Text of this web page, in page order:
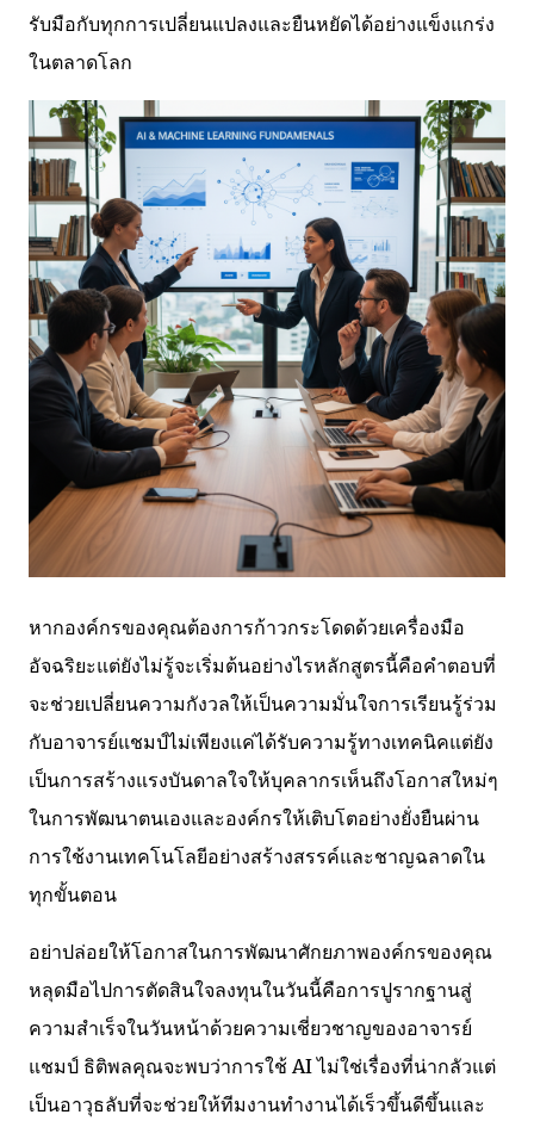
รับมือกับทุกการเปลี่ยนแปลงและยืนหยัดได้อย่างแข็งแกร่ง
ในตลาดโลก
หากองค์กรของคุณต้องการก้าวกระโดดด้วยเครื่องมือ
อัจฉริยะแต่ยังไม่รู้จะเริ่มต้นอย่างไรหลักสูตรนี้คือคำตอบที่
จะช่วยเปลี่ยนความกังวลให้เป็นความมั่นใจการเรียนรู้ร่วม
กับอาจารย์แชมป์ไม่เพียงแค่ได้รับความรู้ทางเทคนิคแต่ยัง
เป็นการสร้างแรงบันดาลใจให้บุคลากรเห็นถึงโอกาสใหม่ๆ
ในการพัฒนาตนเองและองค์กรให้เติบโตอย่างยั่งยืนผ่าน
การใช้งานเทคโนโลยีอย่างสร้างสรรค์และชาญฉลาดใน
ทุกขั้นตอน
อย่าปล่อยให้โอกาสในการพัฒนาศักยภาพองค์กรของคุณ
หลุดมือไปการตัดสินใจลงทุนในวันนี้คือการปูรากฐานสู่
ความสำเร็จในวันหน้าด้วยความเชี่ยวชาญของอาจารย์
แชมป์ ธิติพลคุณจะพบว่าการใช้ AI ไม่ใช่เรื่องที่น่ากลัวแต่
เป็นอาวุธลับที่จะช่วยให้ทีมงานทำงานได้เร็วขึ้นดีขึ้นและ